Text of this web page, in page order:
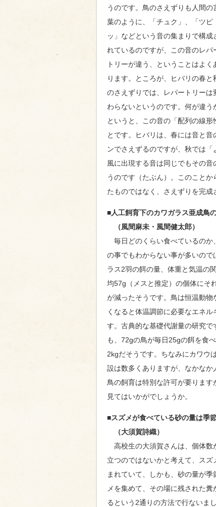
うのです。鳥のさえずりも人間の
葉のように、「チュク」、「ツピ
ッ」などという音の集まりで構成
れているのですが、この音のレパ
トリーが違う、ということはよく
ります。ところが、ヒバリの春と
のさえずりでは、レパートリーは
わらないというのです。何が違う
というと、この音の「配列の線
とです。ヒバリは、春には音と
ンでさえずるのですが、秋では
風に出現する音は同じでもその
うのです（たぶん）。このこと
たものではなく、さえずりを完成
■人工飼育下のカワガラス亜成鳥
（風間麻未・風間健太郎）
毎日どのくらい食べているのか
の事でもわからない事が多いの
ラス2羽の餌の量、体重と気温の
均57g（メスと推定）の個体にそ
が減ったそうです。鳥は恒温動
くなると体温調節に必要なエネ
す。古典的な基礎代謝量の研究
も、72gの鳥が毎日25gの餌を食
2kgだそうです。ちなみにカワウ
設は数多くありますが、なかな
鳥の飼育は特別な許可が要りま
見てはいかがでしょうか。
■スズメが食べている砂の量は季
（大須賀詩織）
高校生の大須賀さんは、個体数
立つのではないかと考えて、ス
まれていて、しかも、砂の量が
メを集めて、その場に残された
るという2通りの方法で行ないま